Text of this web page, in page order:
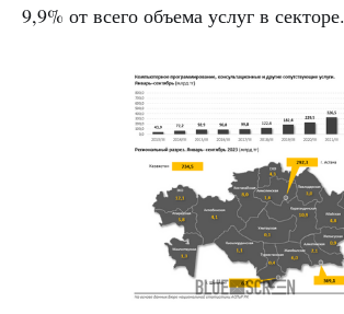
9,9% от всего объема услуг в секторе.